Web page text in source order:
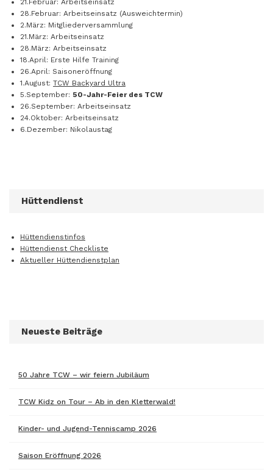
21.Februar: Arbeitseinsatz
28.Februar: Arbeitseinsatz (Ausweichtermin)
2.März: Mitgliederversammlung
21.März: Arbeitseinsatz
28.März: Arbeitseinsatz
18.April: Erste Hilfe Training
26.April: Saisoneröffnung
1.August: TCW Backyard Ultra
5.September: 50-Jahr-Feier des TCW
26.September: Arbeitseinsatz
24.Oktober: Arbeitseinsatz
6.Dezember: Nikolaustag
Hüttendienst
Hüttendienstinfos
Hüttendienst Checkliste
Aktueller Hüttendienstplan
Neueste Beiträge
50 Jahre TCW – wir feiern Jubiläum
TCW Kidz on Tour – Ab in den Kletterwald!
Kinder- und Jugend-Tenniscamp 2026
Saison Eröffnung 2026